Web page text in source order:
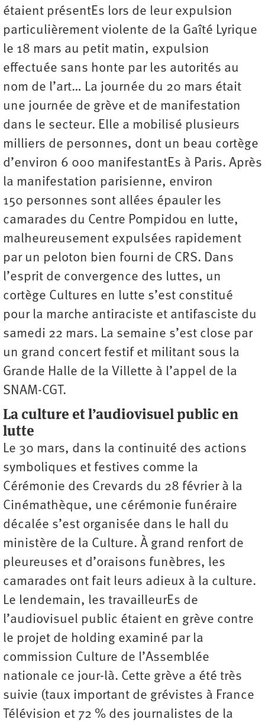
étaient présentEs lors de leur expulsion
particulièrement violente de la Gaîté Lyrique
le 18 mars au petit matin, expulsion
effectuée sans honte par les autorités au
nom de l’art… La journée du 20 mars était
une journée de grève et de manifestation
dans le secteur. Elle a mobilisé plusieurs
milliers de personnes, dont un beau cortège
d’environ 6 000 manifestantEs à Paris. Après
la manifestation parisienne, environ
150 personnes sont allées épauler les
camarades du Centre Pompidou en lutte,
malheureusement expulsées rapidement
par un peloton bien fourni de CRS. Dans
l’esprit de convergence des luttes, un
cortège Cultures en lutte s’est constitué
pour la marche antiraciste et antifasciste du
samedi 22 mars. La semaine s’est close par
un grand concert festif et militant sous la
Grande Halle de la Villette à l’appel de la
SNAM-CGT.
La culture et l’audiovisuel public en
lutte
Le 30 mars, dans la continuité des actions
symboliques et festives comme la
Cérémonie des Crevards du 28 février à la
Cinémathèque, une cérémonie funéraire
décalée s’est organisée dans le hall du
ministère de la Culture. À grand renfort de
pleureuses et d’oraisons funèbres, les
camarades ont fait leurs adieux à la culture.
Le lendemain, les travailleurEs de
l’audiovisuel public étaient en grève contre
le projet de holding examiné par la
commission Culture de l’Assemblée
nationale ce jour-là. Cette grève a été très
suivie (taux important de grévistes à France
Télévision et 72 % des journalistes de la